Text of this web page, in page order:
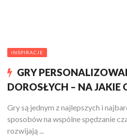
INSPIRACJE
GRY
DOROSŁYCH – NA JAKIE
Gry są jednym z najlepszych i
sposobów na wspólne spędzanie
rozwijają ...